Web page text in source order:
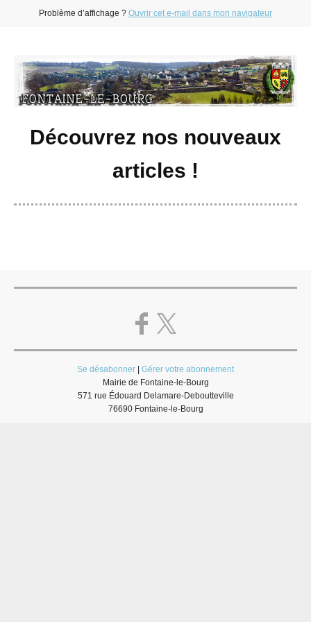
Problème d’affichage ? Ouvrir cet e-mail dans mon navigateur
Découvrez nos nouveaux
articles !
Se désabonner
Gérer votre abonnement
Mairie de Fontaine-le-Bourg
571 rue Édouard Delamare-Deboutteville
76690 Fontaine-le-Bourg